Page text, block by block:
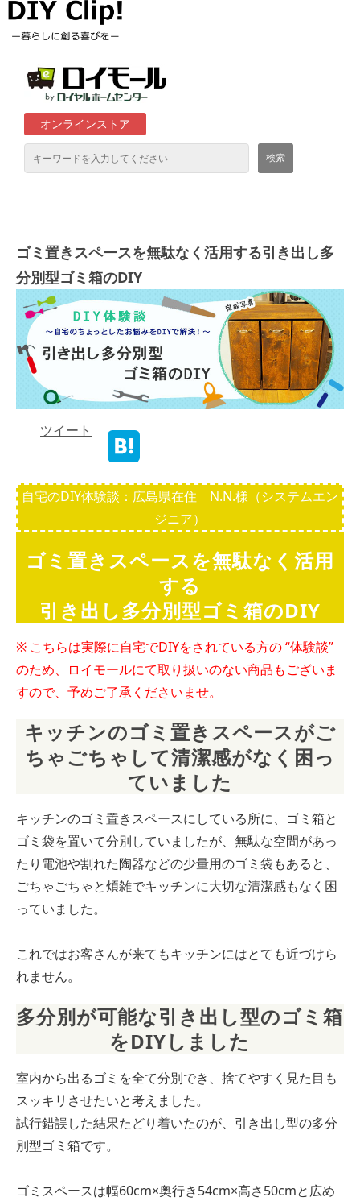
オンラインストア
ロイヤルホームセンター店舗
ゴミ置きスペースを無駄なく活用する引き出し多
分別型ゴミ箱のDIY
ツイート
自宅のDIY体験談：広島県在住 N.N.様（システムエン
ジニア）
ゴミ置きスペースを無駄なく活用
する
引き出し多分別型ゴミ箱のDIY
※ こちらは実際に自宅でDIYをされている方の “体験談”
のため、ロイモールにて取り扱いのない商品もございま
すので、予めご了承くださいませ。
キッチンのゴミ置きスペースがご
ちゃごちゃして清潔感がなく困っ
ていました
キッチンのゴミ置きスペースにしている所に、ゴミ箱と
ゴミ袋を置いて分別していましたが、無駄な空間があっ
たり電池や割れた陶器などの少量用のゴミ袋もあると、
ごちゃごちゃと煩雑でキッチンに大切な清潔感もなく困
っていました。
これではお客さんが来てもキッチンにはとても近づけら
れません。
多分別が可能な引き出し型のゴミ箱
をDIYしました
室内から出るゴミを全て分別でき、捨てやすく見た目も
スッキリさせたいと考えました。
試行錯誤した結果たどり着いたのが、引き出し型の多分
別型ゴミ箱です。
ゴミスペースは幅60cm×奥行き54cm×高さ50cmと広め